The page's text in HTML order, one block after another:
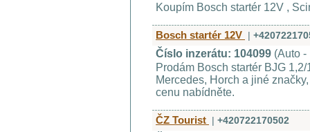
Koupím Bosch startér 12V ,
Bosch startér 12V |
Číslo inzerátu: 104099 (Auto -
Prodám Bosch startér BJG
Mercedes, Horch a jiné
cenu nabídněte.
ČZ Tourist | +420722170502